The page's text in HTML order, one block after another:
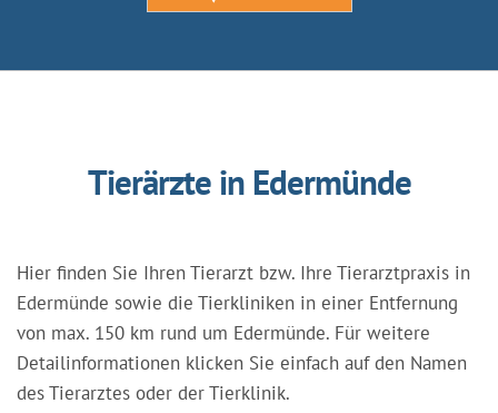
Tierärzte in Edermünde
Hier finden Sie Ihren Tierarzt bzw. Ihre Tierarztpraxis in
Edermünde sowie die Tierkliniken in einer Entfernung
von max. 150 km rund um Edermünde. Für weitere
Detailinformationen klicken Sie einfach auf den Namen
des Tierarztes oder der Tierklinik.